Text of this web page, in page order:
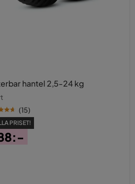
hantel 2,5-24 kg
(15)
PRISET!